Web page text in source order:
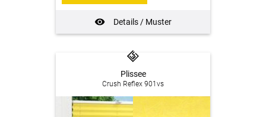
Details / Muster
Plissee
Crush Reflex 901vs